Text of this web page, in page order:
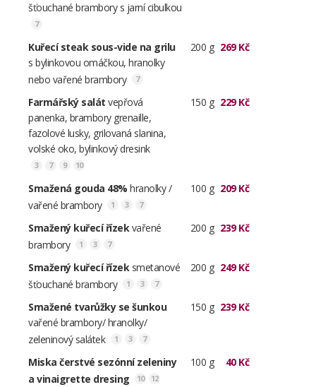
šťouchané brambory s jarní cibulkou
7
Kuřecí steak sous-vide na grilu
s bylinkovou omáčkou, hranolky
nebo vařené brambory
200 g 269 Kč
7
Farmářský salát vepřová
panenka, brambory grenaille,
fazolové lusky, grilovaná slanina,
volské oko, bylinkový dresink
150 g 229 Kč
3 7 9 10
Smažená gouda 48% hranolky /
vařené brambory
100 g 209 Kč
1 3 7
Smažený kuřecí řízekvařené
brambory
200 g 239 Kč
1 3 7
Smažený kuřecí řízeksmetanové
šťouchané brambory
200 g 249 Kč
1 3 7
Smažené tvarůžky se šunkou
vařené brambory/ hranolky/
zeleninový salátek
150 g 239 Kč
1 3 7
Miska čerstvé sezónní zeleniny
a vinaigrette dresing
100 g 40 Kč
10 12